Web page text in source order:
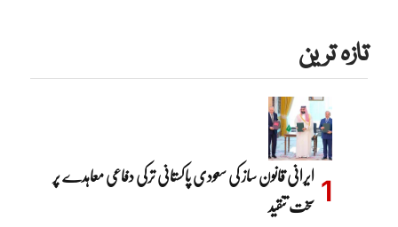
تازہ ترین
ایرانی قانون ساز کی سعودی پاکستانی ترکی دفاعی معاہدے پر
سخت تنقید